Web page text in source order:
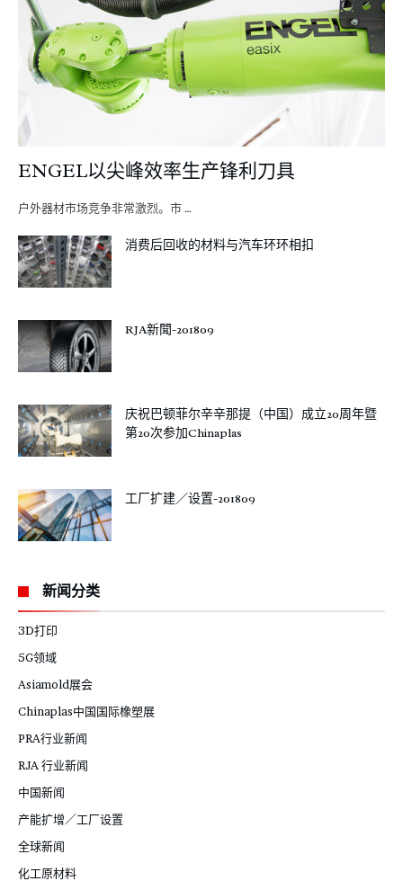
ENGEL以尖峰效率生产锋利刀具
户外器材市场竞争非常激烈。市 …
消费后回收的材料与汽车环环相扣
RJA新聞-201809
庆祝巴顿菲尔辛辛那提（中国）成立20周年暨
第20次参加Chinaplas
工厂扩建／设置-201809
新闻分类
3D打印
5G领域
Asiamold展会
Chinaplas中国国际橡塑展
PRA行业新闻
RJA 行业新闻
中国新闻
产能扩增／工厂设置
全球新闻
化工原材料